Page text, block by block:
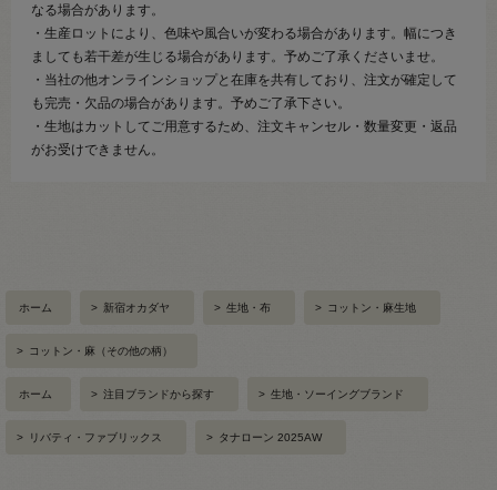
なる場合があります。
・生産ロットにより、色味や風合いが変わる場合があります。幅につき
ましても若干差が生じる場合があります。予めご了承くださいませ。
・当社の他オンラインショップと在庫を共有しており、注文が確定して
も完売・欠品の場合があります。予めご了承下さい。
・生地はカットしてご用意するため、注文キャンセル・数量変更・返品
がお受けできません。
ホーム > 新宿オカダヤ > 生地・布 > コットン・麻生地
> コットン・麻（その他の柄）
ホーム > 注目ブランドから探す > 生地・ソーイングブランド
> リバティ・ファブリックス > タナローン 2025AW